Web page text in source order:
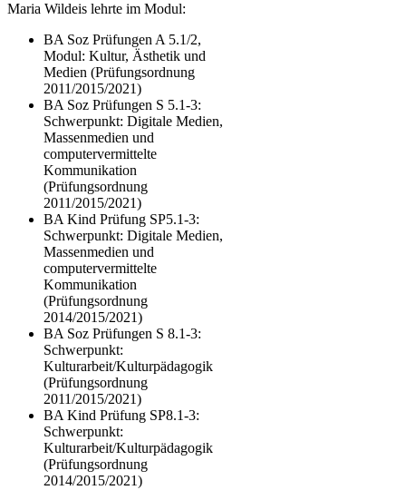
Maria Wildeis lehrte im Modul:
BA Soz Prüfungen A 5.1/2,
Modul: Kultur, Ästhetik und
Medien (Prüfungsordnung
2011/2015/2021)
BA Soz Prüfungen S 5.1-3:
Schwerpunkt: Digitale Medien,
Massenmedien und
computervermittelte
Kommunikation
(Prüfungsordnung
2011/2015/2021)
BA Kind Prüfung SP5.1-3:
Schwerpunkt: Digitale Medien,
Massenmedien und
computervermittelte
Kommunikation
(Prüfungsordnung
2014/2015/2021)
BA Soz Prüfungen S 8.1-3:
Schwerpunkt:
Kulturarbeit/Kulturpädagogik
(Prüfungsordnung
2011/2015/2021)
BA Kind Prüfung SP8.1-3:
Schwerpunkt:
Kulturarbeit/Kulturpädagogik
(Prüfungsordnung
2014/2015/2021)